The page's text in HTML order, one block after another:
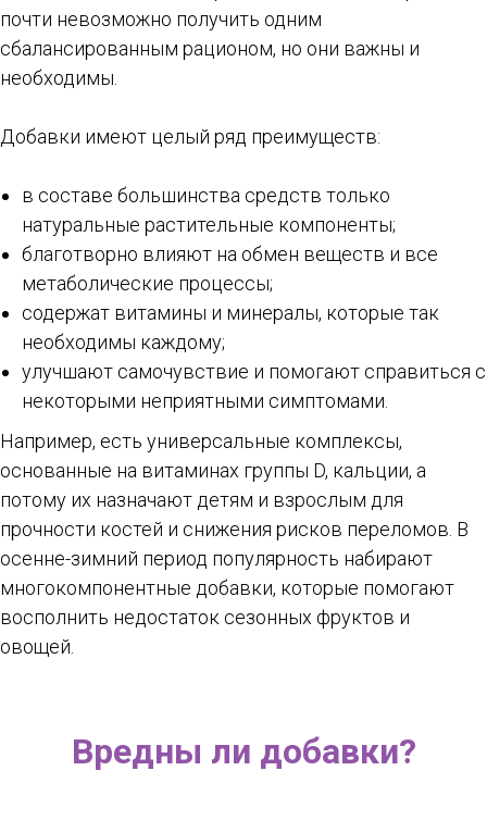
почти невозможно получить одним
сбалансированным рационом, но они важны и
необходимы.
Добавки имеют целый ряд преимуществ:
в составе большинства средств только
натуральные растительные компоненты;
благотворно влияют на обмен веществ и все
метаболические процессы;
содержат витамины и минералы, которые так
необходимы каждому;
улучшают самочувствие и помогают справиться с
некоторыми неприятными симптомами.
Например, есть универсальные комплексы,
основанные на витаминах группы D, кальции, а
потому их назначают детям и взрослым для
прочности костей и снижения рисков переломов. В
осенне-зимний период популярность набирают
многокомпонентные добавки, которые помогают
восполнить недостаток сезонных фруктов и
овощей.
Вредны ли добавки?